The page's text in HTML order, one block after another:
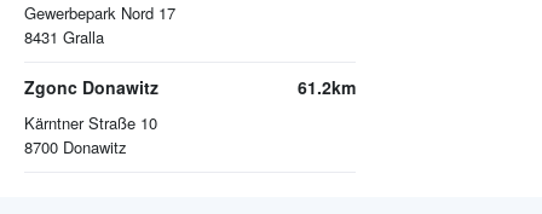
Gewerbepark Nord 17
8431 Gralla
Zgonc Donawitz
Kärntner Straße 10
8700 Donawitz
61.2km